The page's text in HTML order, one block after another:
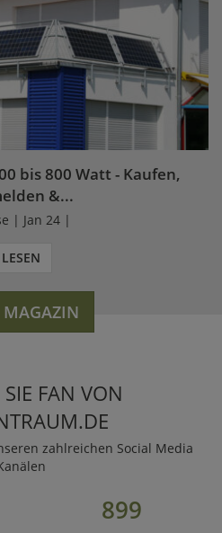
bis 800 Watt - Kaufen,
&...
| Jan 24 |
LESEN
FAN VON
zahlreichen Social Media
899